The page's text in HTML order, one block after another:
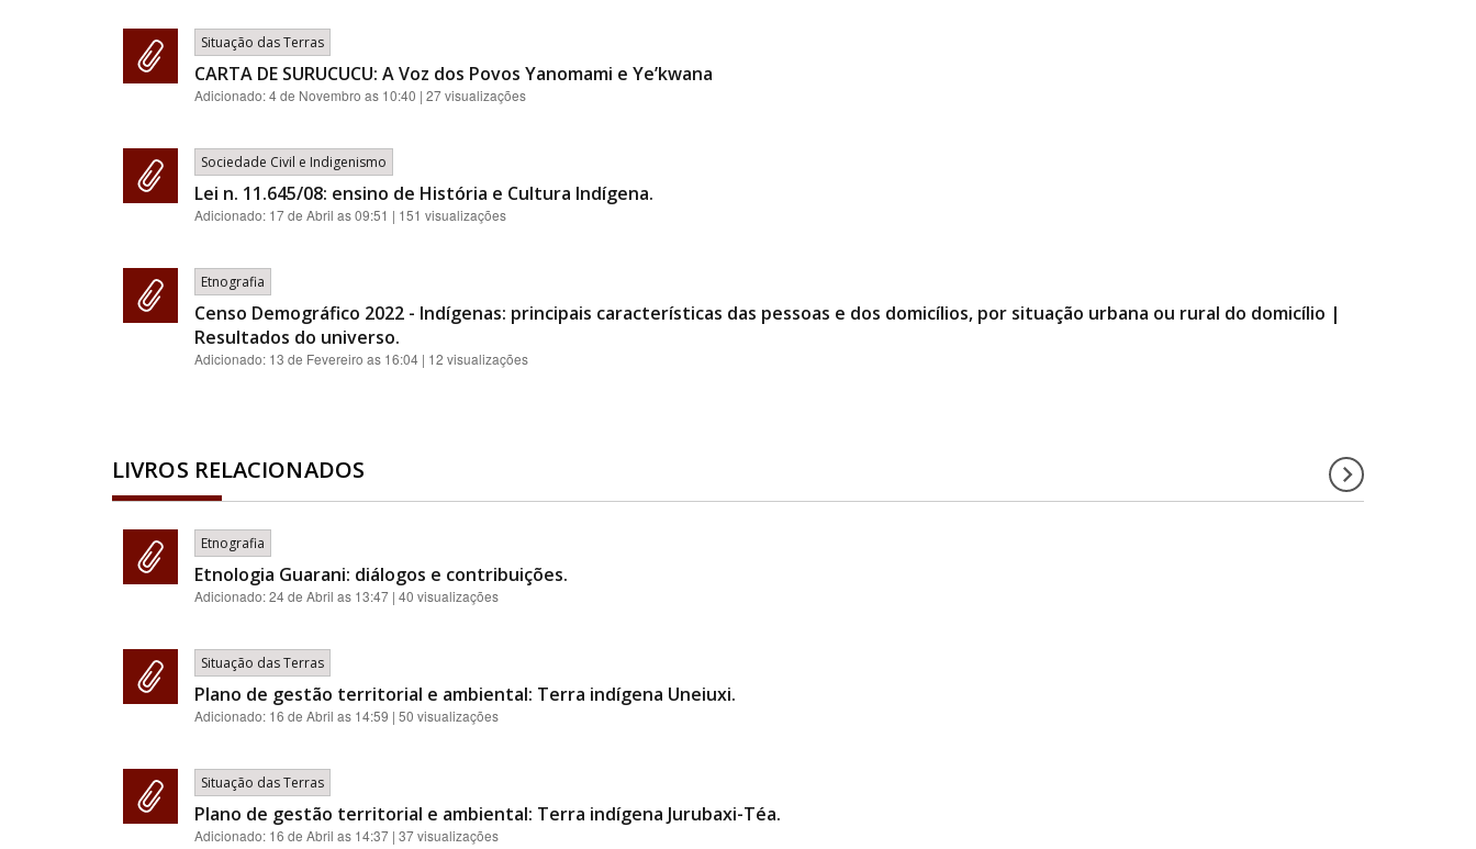
Situação das Terras
CARTA DE SURUCUCU: A Voz dos Povos Yanomami e Ye’kwana
Adicionado:4 de Novembro as 10:40 | 27 visualizações
Sociedade Civil e Indigenismo
Lei n. 11.645/08: ensino de História e Cultura Indígena.
Adicionado: 17 de Abril as 09:51 | 151 visualizações
Etnografia
Censo Demográfico 2022 - Indígenas: principais características das pessoas e dos domicílios, por situação urbana ou rural do domicílio |
Resultados do universo.
Adicionado: 13 de Fevereiro as 16:04 | 12 visualizações
LIVROS RELACIONADOS
Etnografia
Etnologia Guarani: diálogos e contribuições.
Adicionado:24 de Abril as 13:47 | 40 visualizações
Situação das Terras
Plano de gestão territorial e ambiental: Terra indígena Uneiuxi.
Adicionado: 16 de Abril as 14:59 | 50 visualizações
Situação das Terras
Plano de gestão territorial e ambiental: Terra indígena Jurubaxi-Téa.
Adicionado: 16 de Abril as 14:37 | 37 visualizações